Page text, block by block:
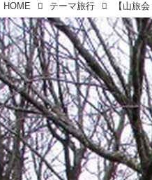
HOME テーマ旅行